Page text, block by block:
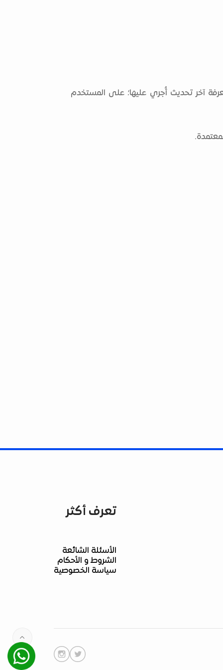
Whatsapp
آخر تحديث أُجري عليها؛ على المستخدم
تعرف أكثر
الأسئلة الشائعة
الشروط و الأحكام
سياسة الخصوصية